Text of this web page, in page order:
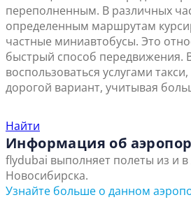
переполненным. В различных
определенным маршрутам
частные миниавтобусы. Это
быстрый способ передвижения.
воспользоваться услугами
дорогой вариант, учитывая
Найти
Информация об
flydubai выполняет полеты из и
Новосибирска.
Узнайте больше о данном